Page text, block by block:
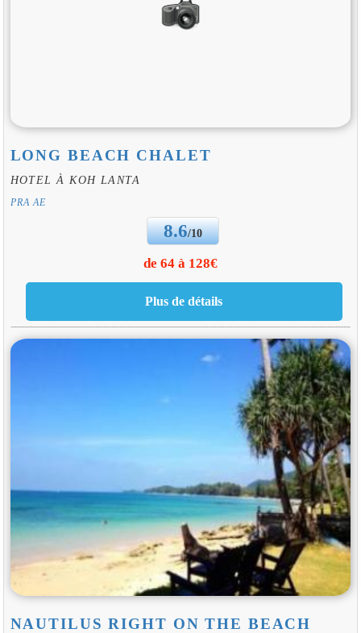
LONG BEACH CHALET
HOTEL À KOH LANTA
PRA AE
8.6/10
de 64 à 128€
NAUTILUS RIGHT ON THE BEACH